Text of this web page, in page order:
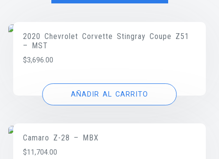
2020 Chevrolet Corvette Stingray Coupe Z51
– MST
$3,696.00
AÑADIR AL CARRITO
Camaro Z-28 – MBX
$11,704.00